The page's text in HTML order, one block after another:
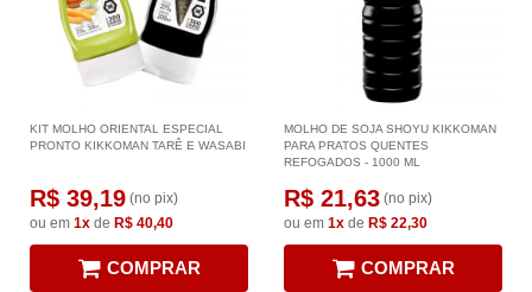
KIT MOLHO ORIENTAL ESPECIAL
PRONTO KIKKOMAN TARÊ E WASABI
R$ 39,19 (no pix)
ou em 1x de R$ 40,40
COMPRAR
MOLHO DE SOJA SHOYU KIKKOMAN
PARA PRATOS QUENTES
REFOGADOS - 1000 ML
R$ 21,63 (no pix)
ou em 1x de R$ 22,30
COMPRAR